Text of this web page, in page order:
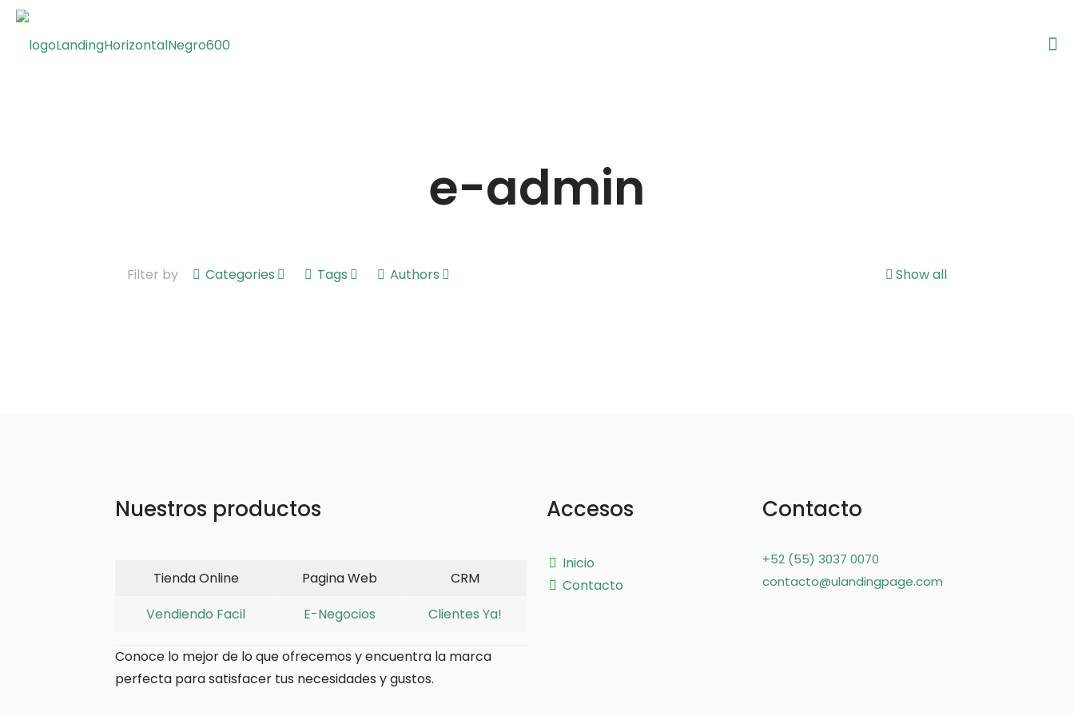
e-admin
Filter by Categories Tags Authors Show all
Nuestros productos
Tienda Online Pagina Web
CRM
Vendiendo Facil
E-Negocios Clientes Ya!
Conoce lo mejor de lo que ofrecemos y encuentra la marca
perfecta para satisfacer tus necesidades y gustos.
Accesos
Inicio
Contacto
Contacto
+52 (55) 3037 0070
contacto@ulandingpage.com